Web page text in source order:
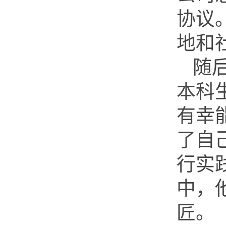
协议
地和
随
本科
有幸
了自
行实
中，
匠。